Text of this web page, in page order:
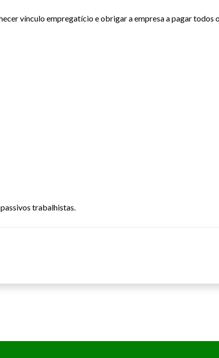
vínculo empregatício e obrigar a empresa a pagar todos
trabalhistas.